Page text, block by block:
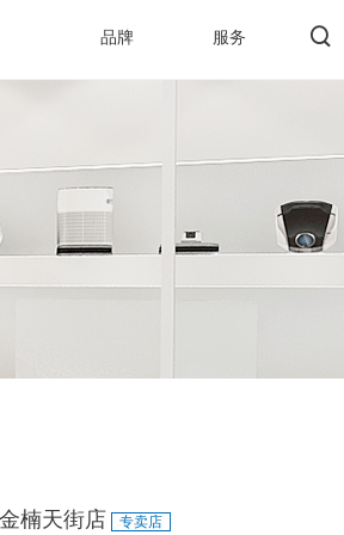
品牌 服务
楠天街店 专卖店